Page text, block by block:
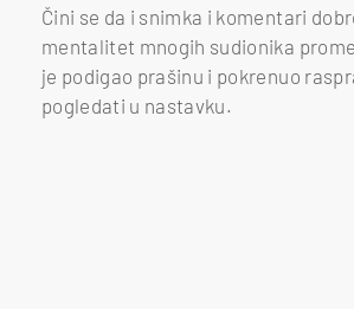
Čini se da i snimka i komentari
mentalitet mnogih sudionika
je podigao prašinu i pokrenuo
pogledati u nastavku.